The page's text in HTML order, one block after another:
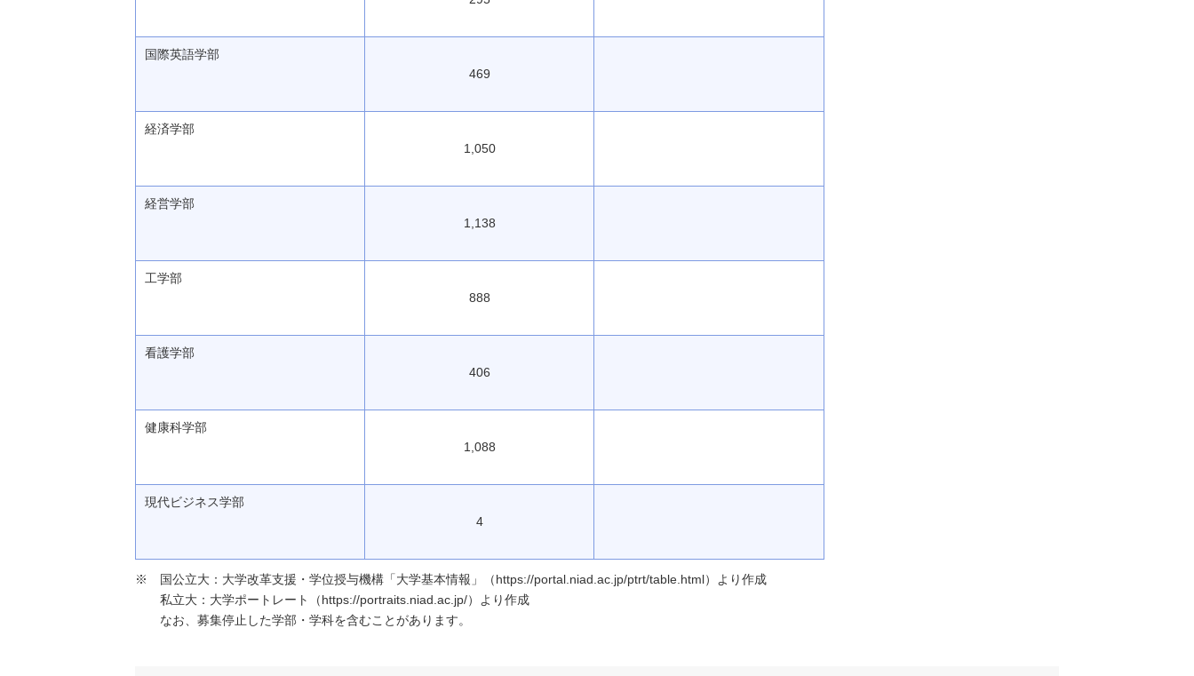
国際英語学部
469
経済学部
1,050
経営学部
1,138
工学部
888
看護学部
406
健康科学部
1,088
現代ビジネス学部
4
国公立大：大学改革支援・学位授与機構「大学基本情報」（https://portal.niad.ac.jp/ptrt/table.html）より作成
私立大：大学ポートレート（https://portraits.niad.ac.jp/）より作成
なお、募集停止した学部・学科を含むことがあります。